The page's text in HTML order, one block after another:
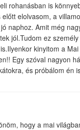
rohanásban is
előtt elolvasom, a
naphoz. Amit még
jól.Tudom ez
kinyitom a
Egy szóval nagyon
és próbálom én
hogy a mai